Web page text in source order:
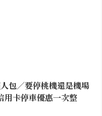
包／要停桃機還是機場
用卡停車優惠一次整